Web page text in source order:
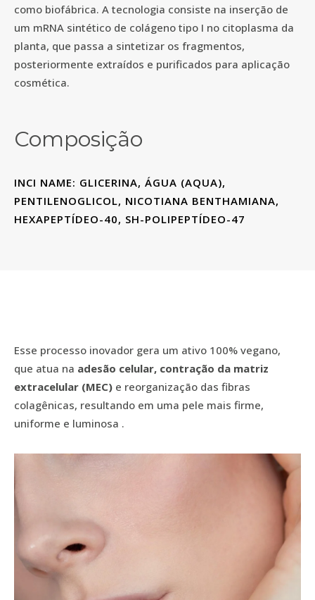
como biofábrica. A tecnologia consiste na inserção de
um mRNA sintético de colágeno tipo I no citoplasma da
planta, que passa a sintetizar os fragmentos,
posteriormente extraídos e purificados para aplicação
cosmética.
Composição
INCI NAME: GLICERINA, ÁGUA (AQUA),
PENTILENOGLICOL, NICOTIANA BENTHAMIANA,
HEXAPEPTÍDEO-40, SH-POLIPEPTÍDEO-47
Esse processo inovador gera um ativo 100% vegano,
que atua na adesão celular, contração da matriz
extracelular (MEC) e reorganização das fibras
colagênicas, resultando em uma pele mais firme,
uniforme e luminosa .